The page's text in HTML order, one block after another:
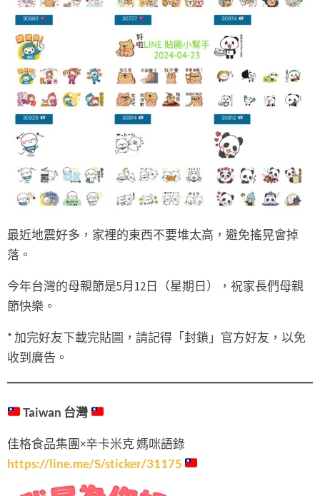
最近地震好多，家裡的東西不要堆太高，避免搖晃會掉
落。
今年台灣的母親節是5月12日（星期日），祝家長們母親
節快樂。
* 加完好友下載完貼圖，請記得「封鎖」官方好友，以免
收到廣告。
Taiwan 台灣
佳格食品集團×辛卡米克 媽咪語錄
https://line.me/S/sticker/31175